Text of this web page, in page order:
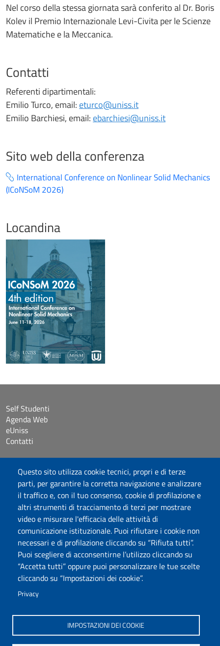
Questo sito utilizza cookie tecnici, propri e di terze
parti, per garantire la corretta navigazione e analizzare
il traffico e, con il tuo consenso, cookie di profilazione e
altri strumenti di tracciamento di terzi per mostrare
video e misurare l'efficacia delle attività di
comunicazione istituzionale. Puoi rifiutare i cookie non
necessari e di profilazione cliccando su “Rifiuta tutti”.
Puoi scegliere di acconsentirne l’utilizzo cliccando su
“Accetta tutti” oppure puoi personalizzare le tue scelte
cliccando su “Impostazioni dei cookie”.
Privacy
IMPOSTAZIONI DEI COOKIE
Nel corso della stessa giornata sarà conferito al Dr. Boris
Kolev il Premio Internazionale Levi-Civita per le Scienze
Matematiche e la Meccanica.
Contatti
Referenti dipartimentali:
Emilio Turco, email: eturco@uniss.it
Emilio Barchiesi, email: ebarchiesi@uniss.it
Sito web della conferenza
International Conference on Nonlinear Solid Mechanics
(ICoNSoM 2026)
Locandina
DADU – Dipartimento di Architettura, Design e Urbanistica
Università degli Studi di Sassari
Palazzo del Pou Salit – Piazza Duomo, 6 - 07041 Alghero
aaadip@uniss.it
Self Studenti
Agenda Web
eUniss
Contatti
Accessibilità
Dichiarazione di accessibilità
Cookie settings
Mappa del sito
Protocollo
Seguici su